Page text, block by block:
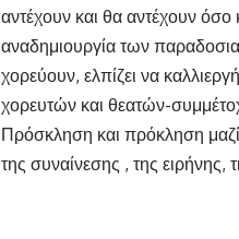
αντέχουν και θα αντέχουν
αναδημιουργία των
χορεύουν, ελπίζει να
χορευτών και θεατών-
Πρόσκληση και πρόκληση
της συναίνεσης , της ειρήνης,